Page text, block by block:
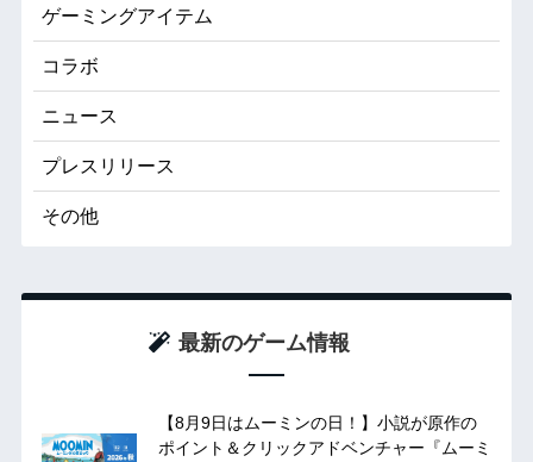
ゲーミングアイテム
コラボ
ニュース
プレスリリース
その他
最新のゲーム情報
【8月9日はムーミンの日！】小説が原作の
ポイント＆クリックアドベンチャー『ムーミ